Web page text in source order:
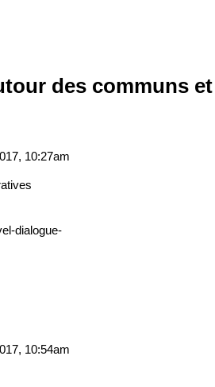
des communs
10:27am
dialogue-
10:54am